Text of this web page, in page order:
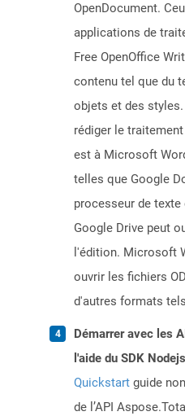
OpenDocument.
applications de
Free OpenOffice
contenu tel que du
objets et des
rédiger le
est à Microsoft
telles que Google
processeur de
Google Drive peut
l'édition. Microsoft
ouvrir les fichiers
d'autres formats
Démarrer avec les
l'aide du SDK
Quickstart guide
de l’API